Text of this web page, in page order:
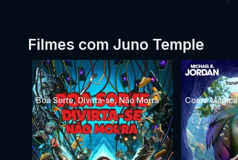
Filmes com Juno Temple
Boa Sorte, Divirta-se, Não Morra Como Mágica